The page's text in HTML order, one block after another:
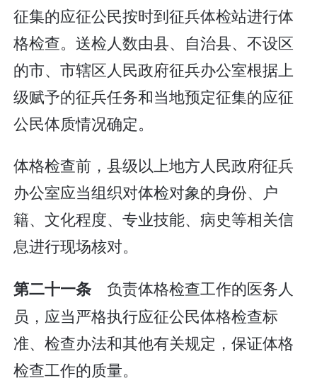
征集的应征公民按时到征兵体检站进行体
格检查。送检人数由县、自治县、不设区
的市、市辖区人民政府征兵办公室根据上
级赋予的征兵任务和当地预定征集的应征
公民体质情况确定。
体格检查前，县级以上地方人民政府征兵
办公室应当组织对体检对象的身份、户
籍、文化程度、专业技能、病史等相关信
息进行现场核对。
第二十一条 负责体格检查工作的医务人
员，应当严格执行应征公民体格检查标
准、检查办法和其他有关规定，保证体格
检查工作的质量。